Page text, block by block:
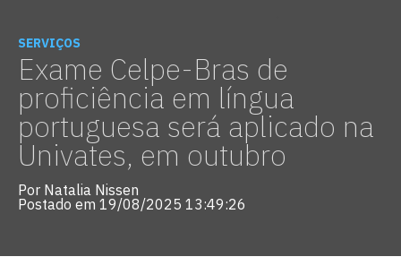
SERVIÇOS
Exame Celpe-Bras de
proficiência em língua
portuguesa será aplicado na
Univates, em outubro
Por Natalia Nissen
Postado em 19/08/2025 13:49:26